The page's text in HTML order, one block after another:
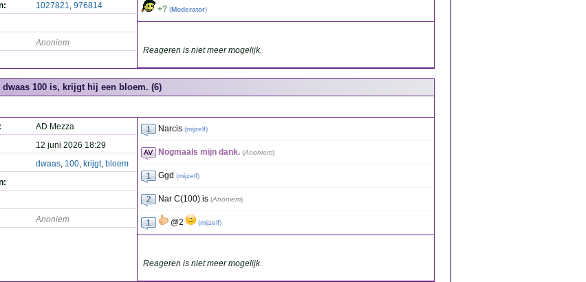
1027821, 976814
Anoniem
+? (Moderator)
Reageren is niet meer mogelijk.
dwaas 100 is, krijgt hij een bloem. (6)
AD Mezza
12 juni 2026 18:29
dwaas, 100, krijgt, bloem
Anoniem
Narcis (mijzelf)
Nogmaals mijn dank. (Anoniem)
Ggd (mijzelf)
Nar C(100) is (Anoniem)
@2 (mijzelf)
Reageren is niet meer mogelijk.